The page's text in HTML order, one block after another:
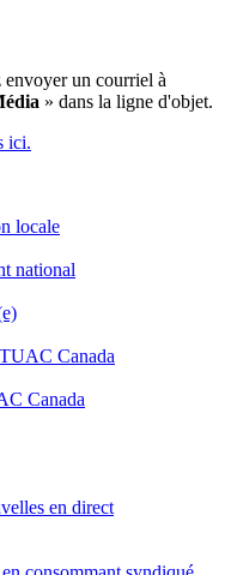
envoyer un courriel à
» dans la ligne d'objet.
ici.
locale
national
Canada
Canada
en direct